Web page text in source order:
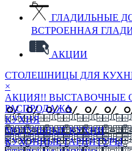
ГЛАДИЛЬНЫЕ
ВСТРОЕННАЯ
АКЦИИ
СТОЛЕШНИЦЫ ДЛЯ
×
АКЦИЯ!! ВЫСТАВОЧНЫЕ
РАСПРОДАЖА
КУХНЯ
МОДУЛЬНЫЕ КУХНИ
КУХОННЫЕ ГАРНИТУРЫ